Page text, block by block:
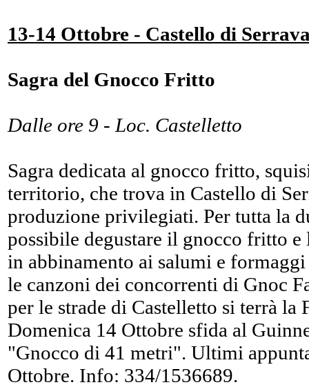
13-14 Ottobre - Castello di
Sagra del Gnocco Fritto
Dalle ore 9 - Loc. Castelletto
Sagra dedicata al gnocco fritto,
territorio, che trova in Castello di
produzione privilegiati. Per tutta la
possibile degustare il gnocco fritto
in abbinamento ai salumi e
le canzoni dei concorrenti di Gnoc
per le strade di Castelletto si terrà la
Domenica 14 Ottobre sfida al
"Gnocco di 41 metri". Ultimi
Ottobre. Info: 334/1536689.